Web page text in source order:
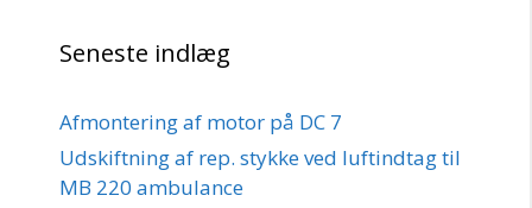
Seneste indlæg
Afmontering af motor på DC 7
Udskiftning af rep. stykke ved luftindtag til
MB 220 ambulance